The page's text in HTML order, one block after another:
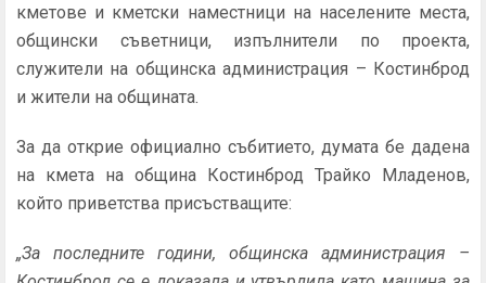
кметове и кметски наместници на населените места,
общински съветници, изпълнители по проекта,
служители на общинска администрация – Костинброд
и жители на общината.
За да открие официално събитието, думата бе дадена
на кмета на община Костинброд Трайко Младенов,
който приветства присъстващите:
„За последните години, общинска администрация –